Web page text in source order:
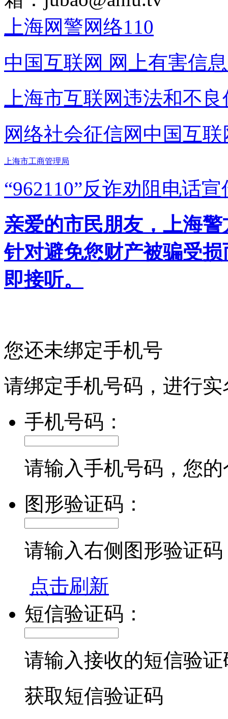
上海网警网络110
中国互联网 网上有害信
上海市互联网违法和不
网络社会征信网 中国互
上海市工商管理局
“962110”反诈劝阻电话宣
亲爱的市民朋友，上海
针对避免您财产被骗受
即接听。
您还未绑定手机号
请绑定手机号码，进行
手机号码：
请输入手机号码，您
图形验证码：
请输入右侧图形验证码
点击刷新
短信验证码：
请输入接收的短信验证
获取短信验证码